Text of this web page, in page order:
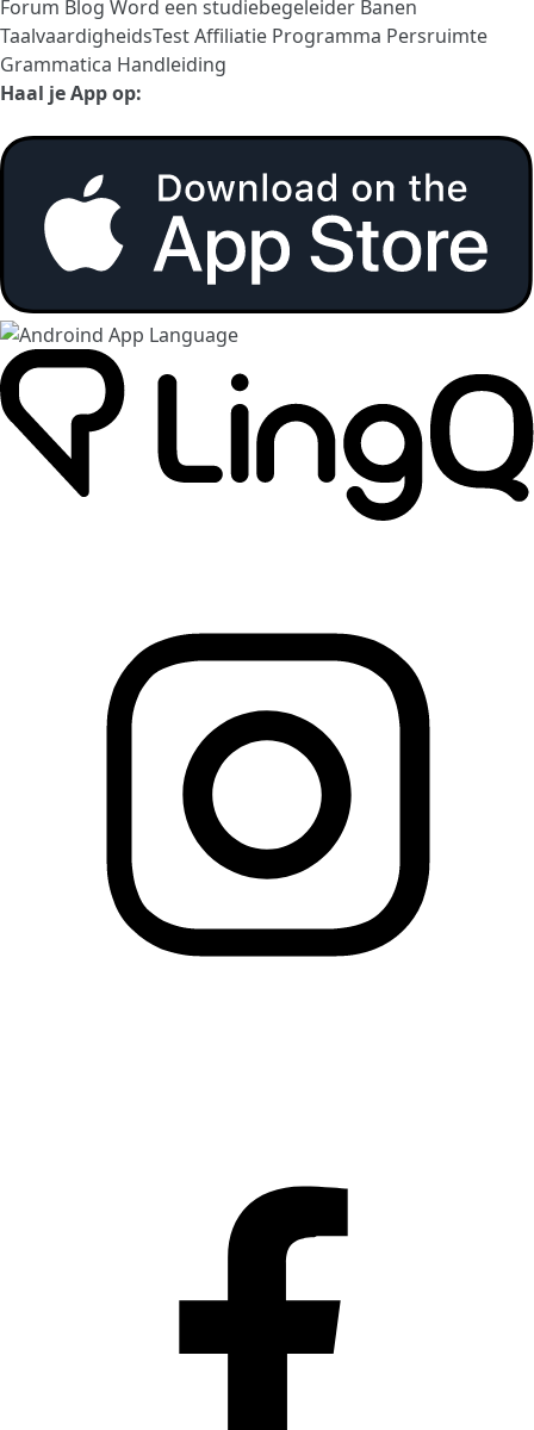
Forum Blog Word een studiebegeleider Banen
TaalvaardigheidsTestAffiliatie Programma Persruimte
Grammatica Handleiding
Haal je App op: